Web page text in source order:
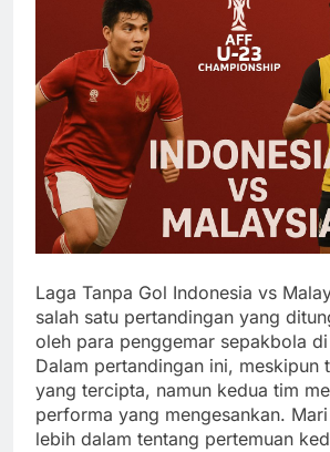
Laga Tanpa Gol Indonesia vs
salah satu pertandingan yang
oleh para penggemar sepakbola
Dalam pertandingan ini, meskipun
yang tercipta, namun kedua tim
performa yang mengesankan.
lebih dalam tentang pertemuan